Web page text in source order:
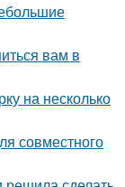
вам в
на несколько
совместного